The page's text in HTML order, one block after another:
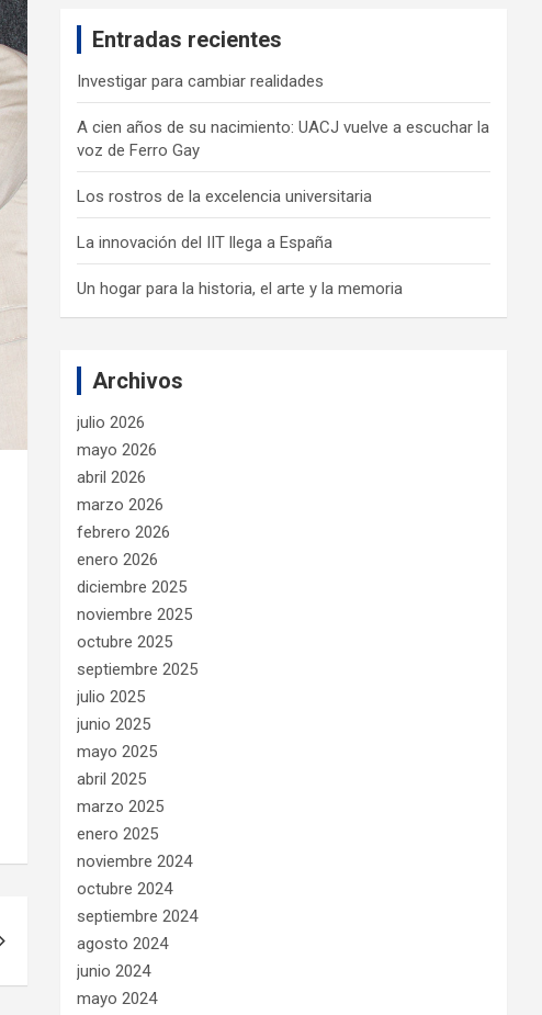
Entradas recientes
Investigar para cambiar realidades
A cien años de su nacimiento: UACJ vuelve a escuchar la
voz de Ferro Gay
Los rostros de la excelencia universitaria
La innovación del IIT llega a España
Un hogar para la historia, el arte y la memoria
Archivos
julio 2026
mayo 2026
abril 2026
marzo 2026
febrero 2026
enero 2026
diciembre 2025
noviembre 2025
octubre 2025
septiembre 2025
julio 2025
junio 2025
mayo 2025
abril 2025
marzo 2025
enero 2025
noviembre 2024
octubre 2024
septiembre 2024
agosto 2024
junio 2024
mayo 2024